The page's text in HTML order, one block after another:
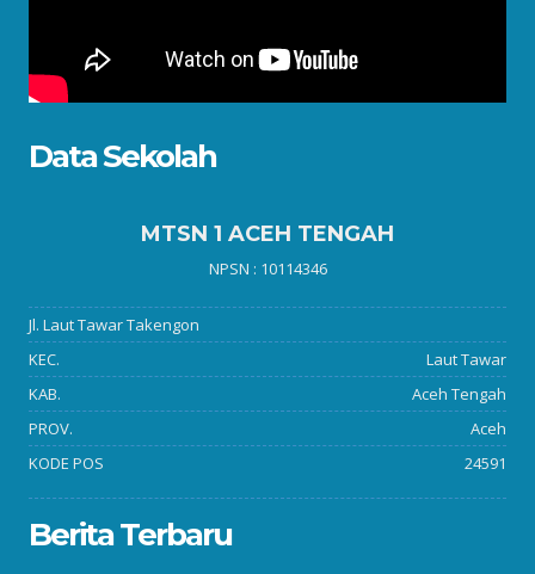
Data Sekolah
MTSN 1 ACEH TENGAH
NPSN : 10114346
Jl. Laut Tawar Takengon
KEC.
Laut Tawar
KAB.
Aceh Tengah
PROV.
Aceh
KODE POS
24591
Berita Terbaru